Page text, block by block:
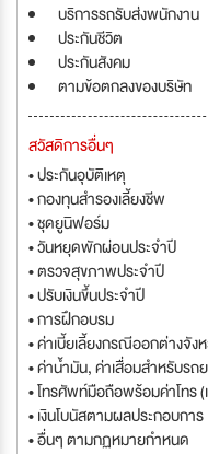
บริการรถรับส่งพนักงาน
ประกันชีวิต
ประกันสังคม
ตามข้อตกลงของบริษัท
สวัสดิการอื่นๆ
• ประกันอุบัติเหตุ
• กองทุนสำรองเลี้ยงชีพ
• ชุดยูนิฟอร์ม
• วันหยุดพักผ่อนประจำปี
• ตรวจสุขภาพประจำปี
• ปรับเงินขึ้นประจำปี
• การฝึกอบรม
• ค่าเบี้ยเลี้ยงกรณีออกต่างจัง
• ค่าน้ำมัน, ค่าเสื่อมสำหรับรถ
• โทรศัพท์มือถือพร้อมค่าโทร (
• เงินโบนัสตามผลประกอบการ
• อื่นๆ ตามกฏหมายกำหนด